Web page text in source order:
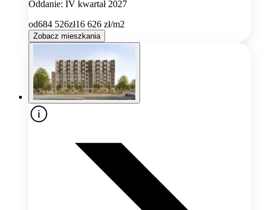
Oddanie: IV kwartał 2027
od684 526zł16 626 zł/m2
Zobacz mieszkania